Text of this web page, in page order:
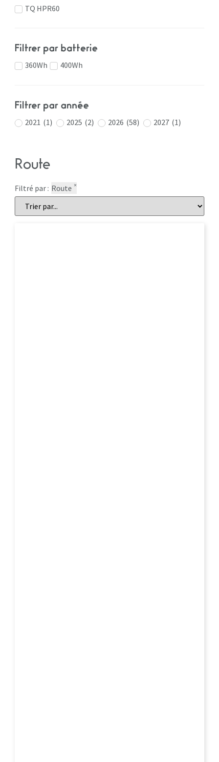
TQ HPR60
Filtrer par batterie
360Wh 400Wh
Filtrer par année
2021 (1) 2025 (2) 2026 (58) 2027 (1)
Route
Filtré par : Route ×